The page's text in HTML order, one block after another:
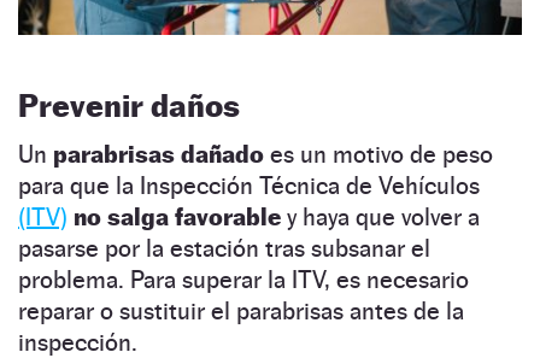
Prevenir daños
Un parabrisas dañado es un motivo de peso
para que la Inspección Técnica de Vehículos
(ITV) no salga favorable y haya que volver a
pasarse por la estación tras subsanar el
problema. Para superar la ITV, es necesario
reparar o sustituir el parabrisas antes de la
inspección.